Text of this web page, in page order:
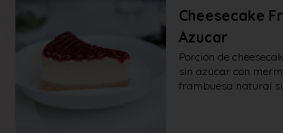
Cheesecake
Azucar
Porción de
sin azúcar con
frambuesa natural